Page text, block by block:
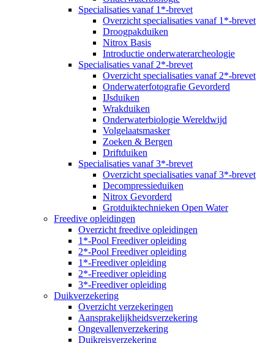
Specialisaties vanaf 1*-brevet
Overzicht specialisaties vanaf 1*-brevet
Droogpakduiken
Nitrox Basis
Introductie onderwaterarcheologie
Specialisaties vanaf 2*-brevet
Overzicht specialisaties vanaf 2*-brevet
Onderwaterfotografie Gevorderd
IJsduiken
Wrakduiken
Onderwaterbiologie Wereldwijd
Volgelaatsmasker
Zoeken & Bergen
Driftduiken
Specialisaties vanaf 3*-brevet
Overzicht specialisaties vanaf 3*-brevet
Decompressieduiken
Nitrox Gevorderd
Grotduiktechnieken Open Water
Freedive opleidingen
Overzicht freedive opleidingen
1*-Pool Freediver opleiding
2*-Pool Freediver opleiding
1*-Freediver opleiding
2*-Freediver opleiding
3*-Freediver opleiding
Duikverzekering
Overzicht verzekeringen
Aansprakelijkheidsverzekering
Ongevallenverzekering
Duikreisverzekering